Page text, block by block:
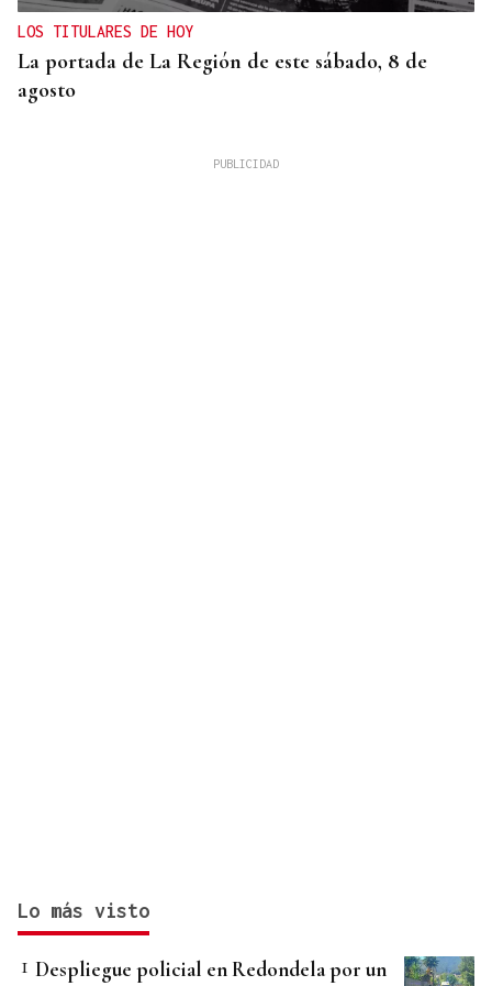
LOS TITULARES DE HOY
La portada de La Región de este sábado, 8 de
agosto
Lo más visto
Despliegue policial en Redondela por un